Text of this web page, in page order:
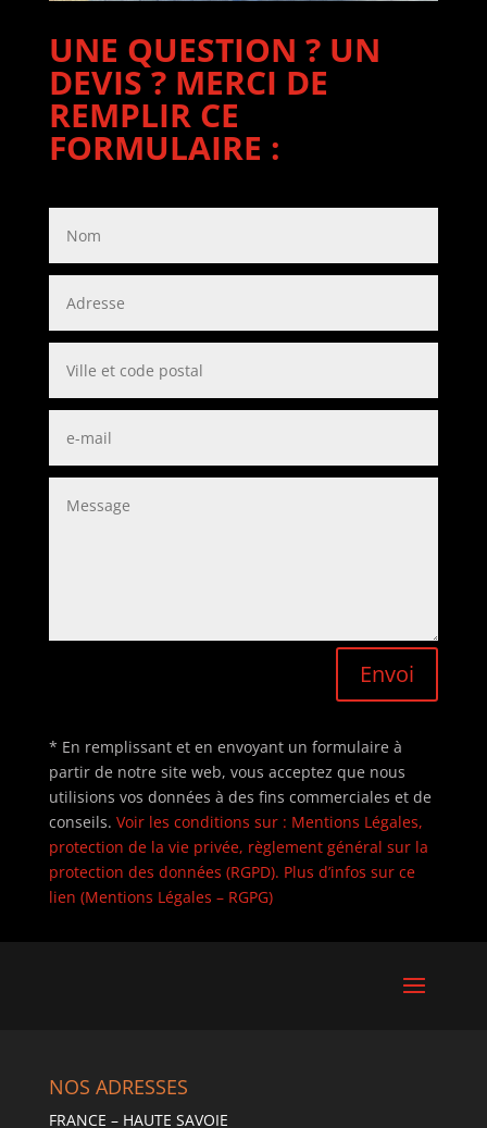
UNE QUESTION ? UN
DEVIS ? MERCI DE
REMPLIR CE
FORMULAIRE :
Envoi
* En remplissant et en envoyant un formulaire à
partir de notre site web, vous acceptez que nous
utilisions vos données à des fins commerciales et de
conseils. Voir les conditions sur : Mentions Légales,
protection de la vie privée, règlement général sur la
protection des données (RGPD). Plus d’infos sur ce
lien (Mentions Légales – RGPG)
NOS ADRESSES
FRANCE – HAUTE SAVOIE